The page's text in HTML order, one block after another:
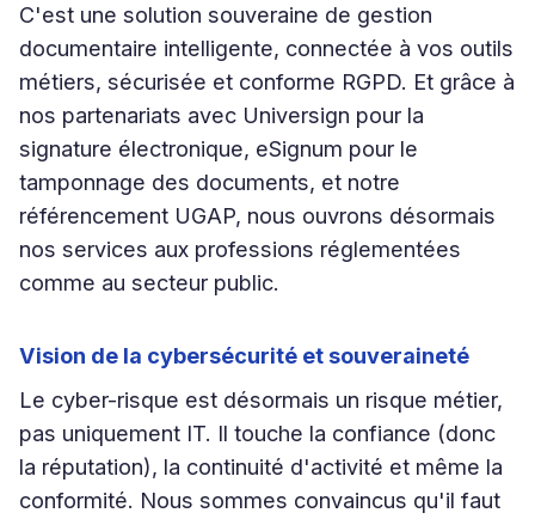
C'est une solution souveraine de gestion
documentaire intelligente, connectée à vos outils
métiers, sécurisée et conforme RGPD. Et grâce à
nos partenariats avec Universign pour la
signature électronique, eSignum pour le
tamponnage des documents, et notre
référencement UGAP, nous ouvrons désormais
nos services aux professions réglementées
comme au secteur public.
Vision de la cybersécurité et souveraineté
Le cyber-risque est désormais un risque métier,
pas uniquement IT. Il touche la confiance (donc
la réputation), la continuité d'activité et même la
conformité. Nous sommes convaincus qu'il faut